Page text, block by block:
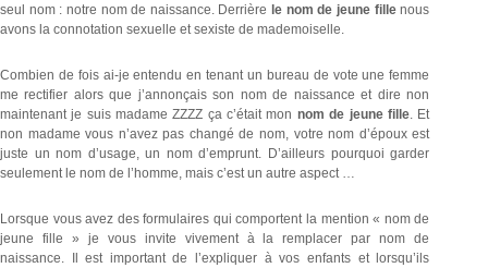
seul nom : notre nom de naissance. Derrière le nom de jeune fillenous
avons la connotation sexuelle et sexiste de mademoiselle.
Combien de fois ai-je entendu en tenant un bureau de vote une femme
me rectifier alors que j’annonçais son nom de naissance et dire non
maintenant je suis madame ZZZZ ça c’était mon nom de jeune fille. Et
non madame vous n’avez pas changé de nom, votre nom d’époux est
juste un nom d’usage, un nom d’emprunt. D’ailleurs pourquoi garder
seulement le nom de l’homme, mais c’est un autre aspect …
Lorsque vous avez des formulaires qui comportent la mention « nom de
jeune fille » je vous invite vivement à la remplacer par nom de
naissance. Il est important de l’expliquer à vos enfants et lorsqu’ils